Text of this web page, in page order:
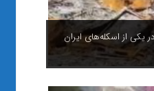
یکی از اسکله‌های ایران